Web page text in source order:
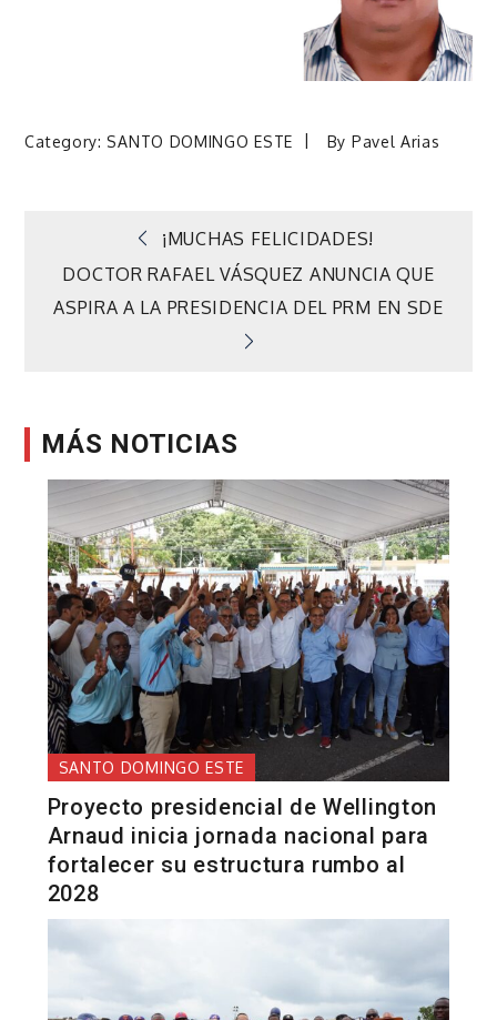
Category: SANTO DOMINGO ESTE By Pavel Arias
Navegación
de
¡MUCHAS FELICIDADES!
DOCTOR RAFAEL VÁSQUEZ ANUNCIA QUE
ASPIRA A LA PRESIDENCIA DEL PRM EN SDE
MÁS NOTICIAS
SANTO DOMINGO ESTE
Proyecto presidencial de Wellington
Arnaud inicia jornada nacional para
fortalecer su estructura rumbo al
2028